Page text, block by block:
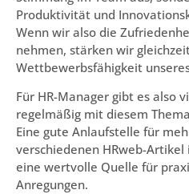
Produktivität und
Wenn wir also die
nehmen, stärken wir
Wettbewerbsfähigkeit
Für HR-Manager gibt es also
regelmäßig mit diesem
Eine gute Anlaufstelle für
verschiedenen HRweb-
eine wertvolle Quelle für
Anregungen.